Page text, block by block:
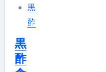
黒
酢
黒
酢